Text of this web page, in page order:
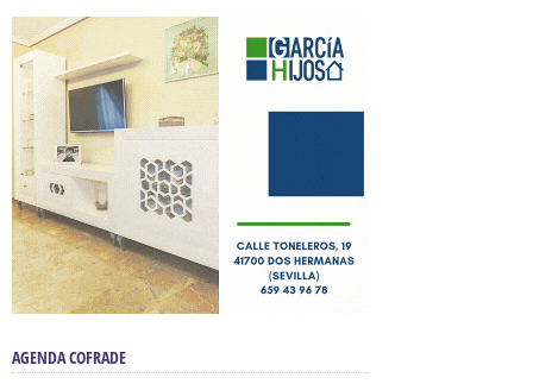
AGENDA COFRADE